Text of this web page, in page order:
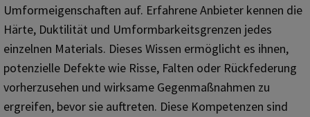
Umformeigenschaften auf. Erfahrene Anbieter kennen die
Härte, Duktilität und Umformbarkeitsgrenzen jedes
einzelnen Materials. Dieses Wissen ermöglicht es ihnen,
potenzielle Defekte wie Risse, Falten oder Rückfederung
vorherzusehen und wirksame Gegenmaßnahmen zu
ergreifen, bevor sie auftreten. Diese Kompetenzen sind